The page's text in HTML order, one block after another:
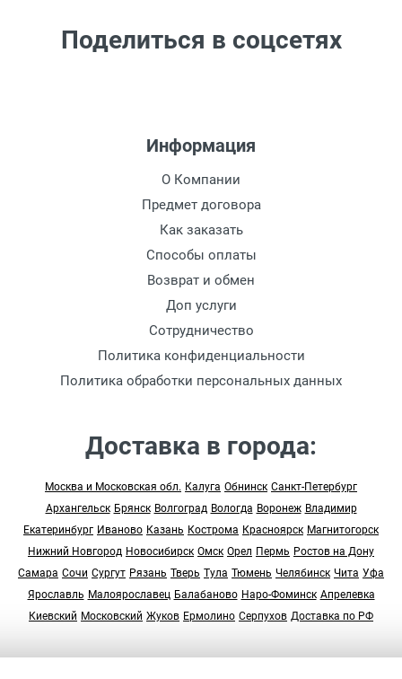
Поделиться в соцсетях
Информация
О Компании
Предмет договора
Как заказать
Способы оплаты
Возврат и обмен
Доп услуги
Сотрудничество
Политика конфиденциальности
Политика обработки персональных данных
Доставка в города:
Москва и Московская обл. Калуга Обнинск Санкт-Петербург
Архангельск Брянск Волгоград Вологда Воронеж Владимир
Екатеринбург Иваново Казань Кострома Красноярск Магнитогорск
Нижний Новгород Новосибирск Омск Орел Пермь Ростов на Дону
Самара Сочи Сургут Рязань Тверь Тула Тюмень Челябинск Чита Уфа
Ярославль Малоярославец Балабаново Наро-Фоминск Апрелевка
Киевский Московский Жуков Ермолино Серпухов Доставка по РФ